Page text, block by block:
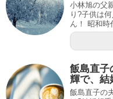
小林旭の父
り?子供は
ん！ 昭和時
飯島直子
輝で、結
飯島直子の